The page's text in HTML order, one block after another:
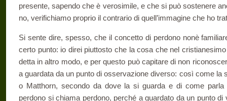
presente, sapendo che è vero­simile, e che si può sostenere
no, verifichiamo proprio il contrario di quell’immagine che ho
Si sente dire, spesso, che il concetto di perdono nonè
certo punto: io direi piuttosto che la cosa che nel
detta in altro modo, e per questo può capitare di non
a guardata da un punto di osserva­zione diverso: così come la
o Matthorn, secondo da dove la si guarda e di come
perdono si chiama perdono, perché a guar­dato da un punto